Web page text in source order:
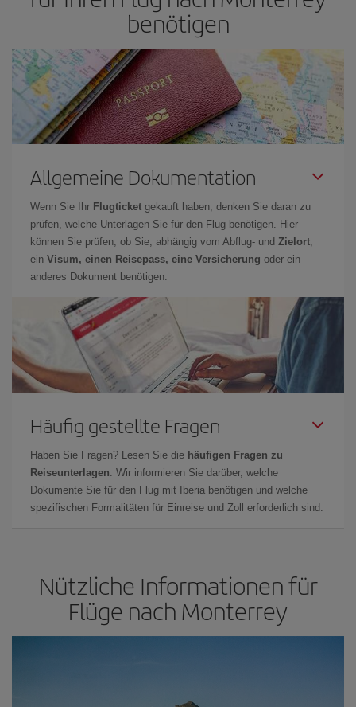
benötigen
Allgemeine Dokumentation
Wenn Sie Ihr Flugticket gekauft haben, denken Sie daran zu
prüfen, welche Unterlagen Sie für den Flug benötigen. Hier
können Sie prüfen, ob Sie, abhängig vom Abflug- und Zielort
ein Visum, einen Reisepass, eine Versicherung oder ein
anderes Dokument benötigen.
Häufig gestellte Fragen
Haben Sie Fragen? Lesen Sie die häufigen Fragen zu
Reiseunterlagen: Wir informieren Sie darüber, welche
Dokumente Sie für den Flug mit Iberia benötigen und welche
spezifischen Formalitäten für Einreise und Zoll erforderlich sind.
Nützliche Informationen für
Flüge nach Monterrey